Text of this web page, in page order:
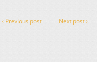
‹ Previous post Next post ›